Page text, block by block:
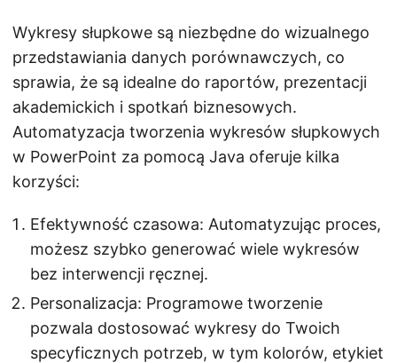
Wykresy słupkowe są niezbędne do wizualnego
przedstawiania danych porównawczych, co
sprawia, że są idealne do raportów, prezentacji
akademickich i spotkań biznesowych.
Automatyzacja tworzenia wykresów słupkowych
w PowerPoint za pomocą Java oferuje kilka
korzyści:
Efektywność czasowa: Automatyzując proces,
możesz szybko generować wiele wykresów
bez interwencji ręcznej.
Personalizacja: Programowe tworzenie
pozwala dostosować wykresy do Twoich
specyficznych potrzeb, w tym kolorów, etykiet